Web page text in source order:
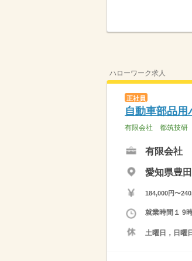
ハローワーク求人
正社員
自動車部品用
有限会社 都筑技研
有限会社
愛知県豊
184,000円〜
就業時間１ 9
土曜日，日曜